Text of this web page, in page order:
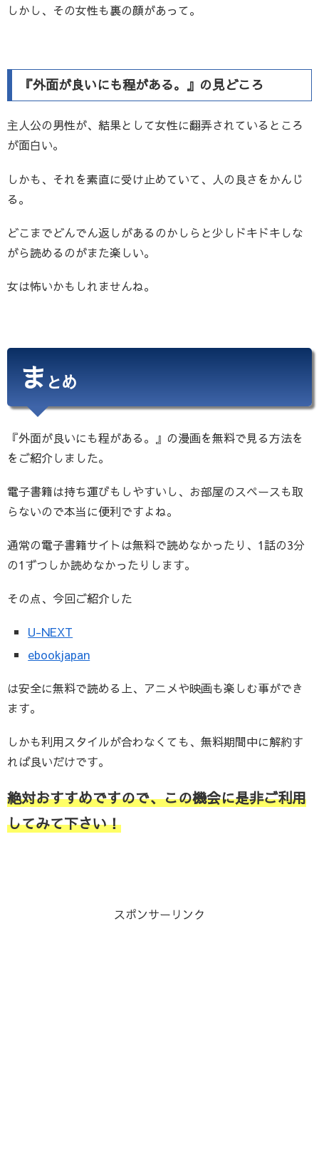
しかし、その女性も裏の顔があって。
『外面が良いにも程がある。』の見どころ
主人公の男性が、結果として女性に翻弄されているところ
が面白い。
しかも、それを素直に受け止めていて、人の良さをかんじ
る。
どこまでどんでん返しがあるのかしらと少しドキドキしな
がら読めるのがまた楽しい。
女は怖いかもしれませんね。
まとめ
『外面が良いにも程がある。』の漫画を無料で見る方法を
をご紹介しました。
電子書籍は持ち運びもしやすいし、お部屋のスペースも取
らないので本当に便利ですよね。
通常の電子書籍サイトは無料で読めなかったり、1話の3分
の1ずつしか読めなかったりします。
その点、今回ご紹介した
U-NEXT
ebookjapan
は安全に無料で読める上、アニメや映画も楽しむ事ができ
ます。
しかも利用スタイルが合わなくても、無料期間中に解約す
れば良いだけです。
絶対おすすめですので、この機会に是非ご利用
してみて下さい！
スポンサーリンク